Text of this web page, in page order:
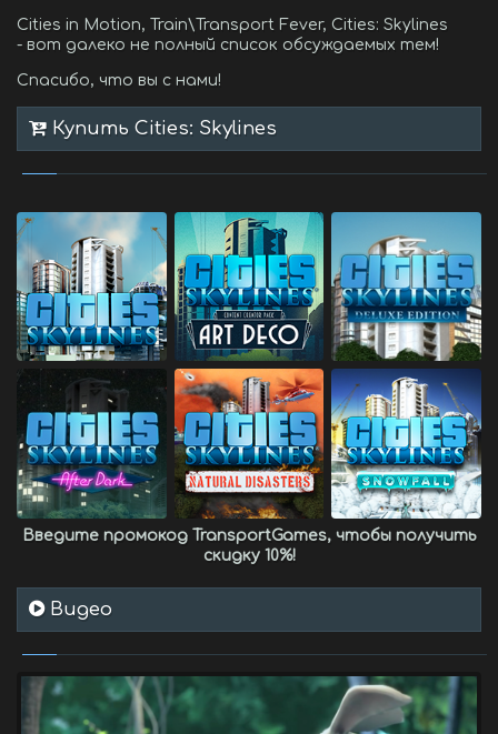
Cities in Motion, Train\Transport Fever, Cities: Skylines
- вот далеко не полный список обсуждаемых тем!
Спасибо, что вы с нами!
Купить Cities: Skylines
Введите промокод TransportGames, чтобы получить
скидку 10%!
Видео